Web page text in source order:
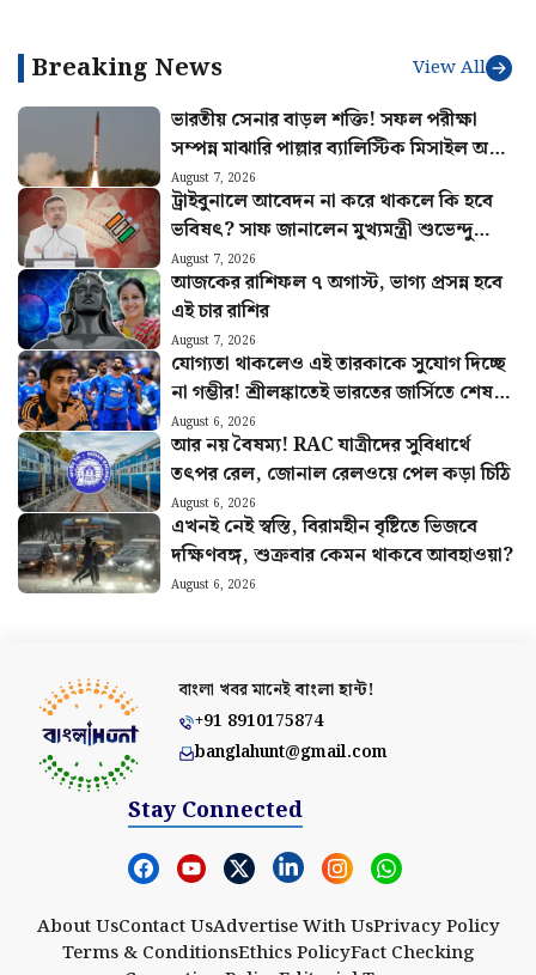
Breaking News View All
ভারতীয় সেনার বাড়ল শক্তি! সফল পরীক্ষা
সম্পন্ন মাঝারি পাল্লার ব্যালিস্টিক মিসাইল অগ্নি
৪-এর
August 7, 2026
ট্রাইবুনালে আবেদন না করে থাকলে কি হবে
ভবিষৎ? সাফ জানালেন মুখ্যমন্ত্রী শুভেন্দু
অধিকারী
August 7, 2026
আজকের রাশিফল ৭ অগাস্ট, ভাগ্য প্রসন্ন হবে
এই চার রাশির
August 7, 2026
যোগ্যতা থাকলেও এই তারকাকে সুযোগ দিচ্ছে
না গম্ভীর! শ্রীলঙ্কাতেই ভারতের জার্সিতে শেষ
ম্যাচ খেলবেন এই ক্রিকেটার?
August 6, 2026
আর নয় বৈষম্য! RAC যাত্রীদের সুবিধার্থে
তৎপর রেল, জোনাল রেলওয়ে পেল কড়া চিঠি
August 6, 2026
এখনই নেই স্বস্তি, বিরামহীন বৃষ্টিতে ভিজবে
দক্ষিণবঙ্গ, শুক্রবার কেমন থাকবে আবহাওয়া?
August 6, 2026
বাংলা খবর মানেইবাংলা হান্ট!
+91 8910175874
banglahunt@gmail.com
Stay Connected
About UsContact UsAdvertise With UsPrivacy Policy
Terms & ConditionsEthics PolicyFact Checking